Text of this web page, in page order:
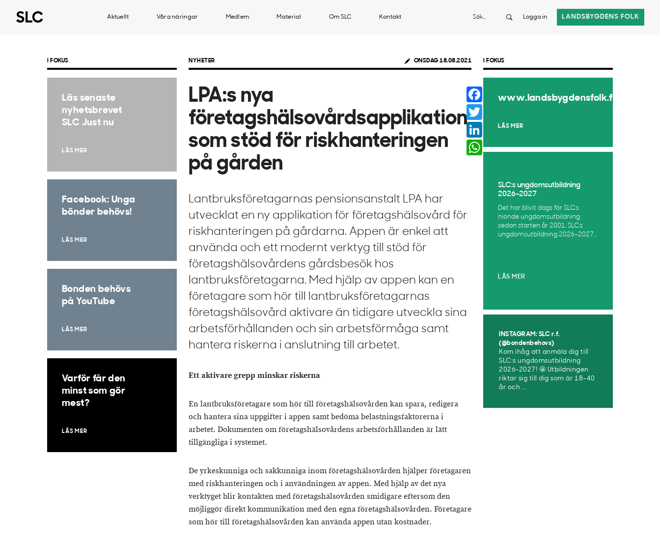
Aktuellt Våra näringar Medlem Material Om SLC Kontakt Sök Logga in LANDSBYGDENS FOLK
NYHETER ONSDAG 18.08.2021
LPA:s nya
företagshälsovårdsapplikation
som stöd för riskhanteringen
på gården
LinkedIn
Lantbruksföretagarnas pensionsanstalt LPA har
utvecklat en ny applikation för företagshälsovård för
riskhanteringen på gårdarna. Appen är enkel att
använda och ett modernt verktyg till stöd för
företagshälsovårdens gårdsbesök hos
lantbruksföretagarna. Med hjälp av appen kan en
företagare som hör till lantbruksföretagarnas
företagshälsovård aktivare än tidigare utveckla sina
arbetsförhållanden och sin arbetsförmåga samt
hantera riskerna i anslutning till arbetet.
Ett aktivare grepp minskar riskerna
En lantbruksföretagare som hör till företagshälsovården kan spara, redigera
och hantera sina uppgifter i appen samt bedöma belastningsfaktorerna i
arbetet. Dokumenten om företagshälsovårdens arbetsförhållanden är lätt
tillgängliga i systemet.
De yrkeskunniga och sakkunniga inom företagshälsovården hjälper företagaren
med riskhanteringen och i användningen av appen. Med hjälp av det nya
verktyget blir kontakten med företagshälsovården smidigare eftersom den
möjliggör direkt kommunikation med den egna företagshälsovården. Företagare
som hör till företagshälsovården kan använda appen utan kostnader.
I FOKUS
Läs senaste
nyhetsbrevet
SLC Just nu
LÄS MER
Facebook: Unga
bönder behövs!
LÄS MER
Bonden behövs
på YouTube
LÄS MER
Varför får den
minst som gör
mest?
LÄS MER
I FOKUS
www.landsbygdensfolk.fi
LÄS MER
SLC:s ungdomsutbildning
2026–2027
Det har blivit dags för SLC:s
nionde ungdomsutbildning
sedan starten år 2001. SLC:s
ungdomsutbildning 2026–2027...
LÄS MER
INSTAGRAM: SLC r.f.
(@bondenbehovs)
Kom ihåg att anmäla dig till
SLC:s ungdomsutbildning
2026-2027! 🤩 Utbildningen
riktar sig till dig som är 18–40
år och ...